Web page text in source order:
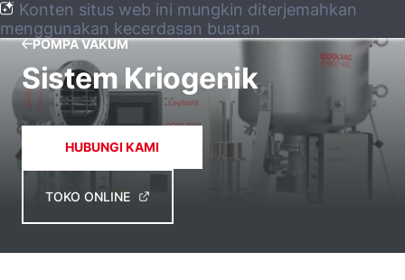
Konten situs web ini mungkin diterjemahkan
menggunakan kecerdasan buatan
POMPA VAKUM
Sistem Kriogenik
HUBUNGI KAMI
TOKO ONLINE